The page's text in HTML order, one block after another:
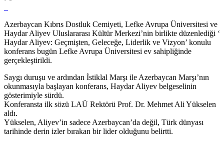
Azerbaycan Kıbrıs Dostluk Cemiyeti, Lefke Avrupa Üniversitesi ve
Haydar Aliyev Uluslararası Kültür Merkezi’nin birlikte düzenlediği ‘
Haydar Aliyev: Geçmişten, Geleceğe, Liderlik ve Vizyon’ konulu
konferans bugün Lefke Avrupa Üniversitesi ev sahipliğinde
gerçekleştirildi.
Saygı duruşu ve ardından İstiklal Marşı ile Azerbaycan Marşı’nın
okunmasıyla başlayan konferans, Haydar Aliyev belgeselinin
gösterimiyle sürdü.
Konferansta ilk sözü LAÜ Rektörü Prof. Dr. Mehmet Ali Yükselen
aldı.
Yükselen, Aliyev’in sadece Azerbaycan’da değil, Türk dünyası
tarihinde derin izler bırakan bir lider olduğunu belirtti.